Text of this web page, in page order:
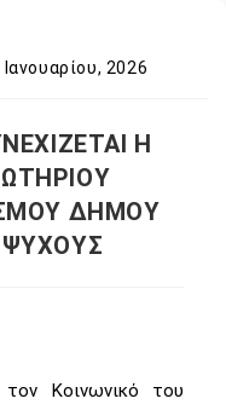
Ιανουαρίου, 2026
Η
ΔΗΜΟΥ
Κοινωνικό του